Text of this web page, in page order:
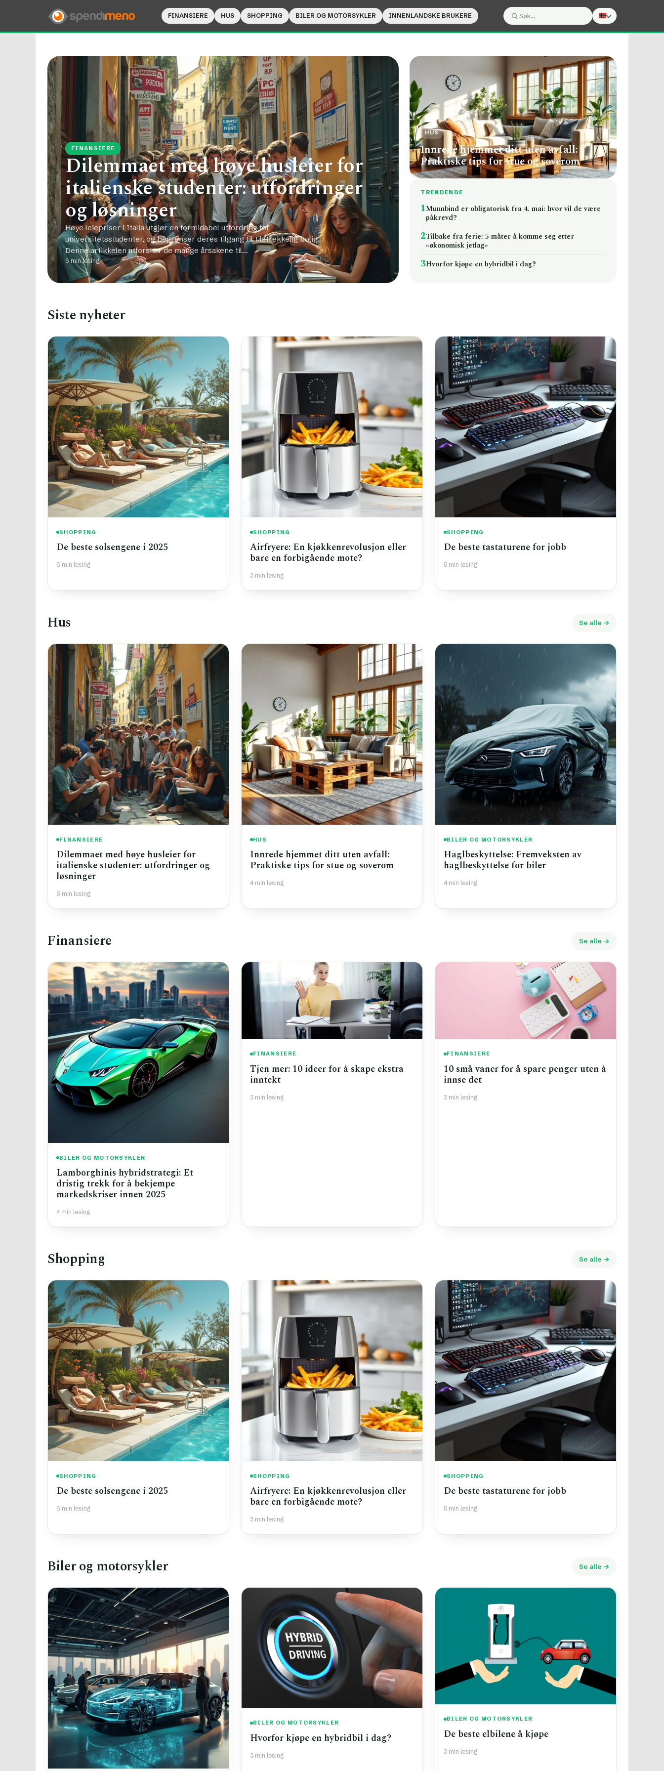
FINANSIERE HUS SHOPPING BILER OG MOTORSYKLER INNENLANDSKE BRUKERE
Søk:
Søk
FINANSIERE
Dilemmaet med høye husleier for
italienske studenter: utfordringer
og løsninger
Høye leiepriser i Italia utgjør en formidabel utfordring for
universitetsstudenter, og begrenser deres tilgang til tilstrekkelig bolig.
Denne artikkelen utforsker de mange årsakene til…
6 min lesing
HUS
Innrede hjemmet ditt uten avfall:
Praktiske tips for stue og soverom
TRENDENDE
1Munnbind er obligatorisk fra 4. mai: hvor vil de være
påkrevd?
2Tilbake fra ferie: 5 måter å komme seg etter
«økonomisk jetlag»
3Hvorfor kjøpe en hybridbil i dag?
Siste nyheter
SHOPPING
De beste solsengene i 2025
6 min lesing
SHOPPING
Airfryere: En kjøkkenrevolusjon eller
bare en forbigående mote?
3 min lesing
SHOPPING
De beste tastaturene for jobb
5 min lesing
Hus Se alle →
FINANSIERE
Dilemmaet med høye husleier for
italienske studenter: utfordringer og
løsninger
6 min lesing
HUS
Innrede hjemmet ditt uten avfall:
Praktiske tips for stue og soverom
4 min lesing
BILER OG MOTORSYKLER
Haglbeskyttelse: Fremveksten av
haglbeskyttelse for biler
4 min lesing
Finansiere Se alle →
BILER OG MOTORSYKLER
Lamborghinis hybridstrategi: Et
dristig trekk for å bekjempe
markedskriser innen 2025
4 min lesing
FINANSIERE
Tjen mer: 10 ideer for å skape ekstra
inntekt
3 min lesing
FINANSIERE
10 små vaner for å spare penger uten å
innse det
3 min lesing
Shopping Se alle →
SHOPPING
De beste solsengene i 2025
6 min lesing
SHOPPING
Airfryere: En kjøkkenrevolusjon eller
bare en forbigående mote?
3 min lesing
SHOPPING
De beste tastaturene for jobb
5 min lesing
Biler og motorsykler Se alle →
BILER OG MOTORSYKLER
Hvorfor kjøpe en hybridbil i dag?
3 min lesing
BILER OG MOTORSYKLER
De beste elbilene å kjøpe
3 min lesing